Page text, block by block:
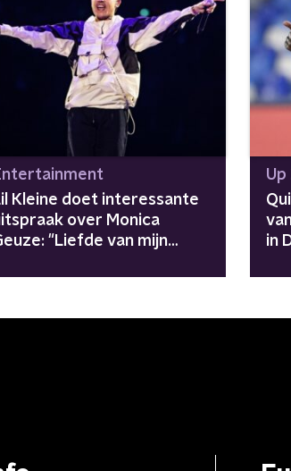
Kleine doet interessante
over Monica
"Liefde van mijn
Up
in